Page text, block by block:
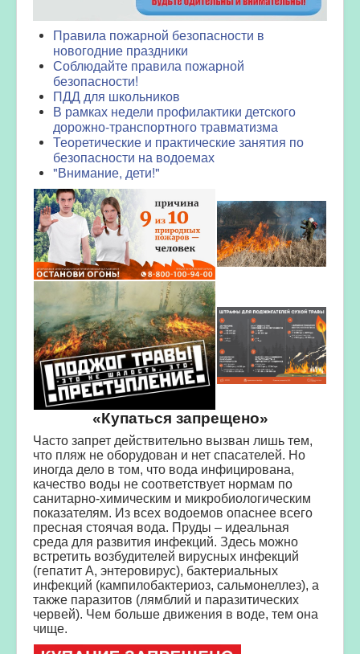
Правила пожарной безопасности в
новогодние праздники
Соблюдайте правила пожарной
безопасности!
ПДД для школьников
В рамках недели профилактики детского
дорожно-транспортного травматизма
Теоретические и практические занятия по
безопасности на водоемах
"Внимание, дети!"
«Купаться запрещено»
Часто запрет действительно вызван лишь тем,
что пляж не оборудован и нет спасателей. Но
иногда дело в том, что вода инфицирована,
качество воды не соответствует нормам по
санитарно-химическим и микробиологическим
показателям. Из всех водоемов опаснее всего
пресная стоячая вода. Пруды – идеальная
среда для развития инфекций. Здесь можно
встретить возбудителей вирусных инфекций
(гепатит А, энтеровирус), бактериальных
инфекций (кампилобактериоз, сальмонеллез), а
также паразитов (лямблий и паразитических
червей). Чем больше движения в воде, тем она
чище.